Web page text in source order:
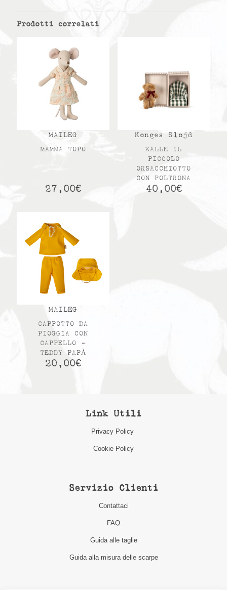
Prodotti correlati
MAILEG
MAMMA TOPO
27,00€
Konges Slojd
KALLE IL
PICCOLO
ORSACCHIOTTO
CON POLTRONA
40,00€
MAILEG
CAPPOTTO DA
PIOGGIA CON
CAPPELLO –
TEDDY PAPÀ
20,00€
Link Utili
Privacy Policy
Cookie Policy
Servizio Clienti
Contattaci
FAQ
Guida alle taglie
Guida alla misura delle scarpe